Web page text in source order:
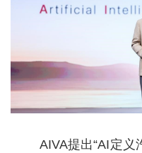
AIVA提出“AI定义